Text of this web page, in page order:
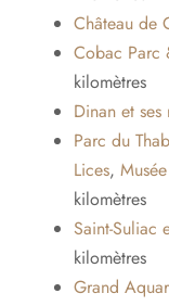
Château de
Cobac Parc
kilomètres
Dinan et ses
Parc du
Lices,
kilomètres
Saint-Suliac
kilomètres
Grand